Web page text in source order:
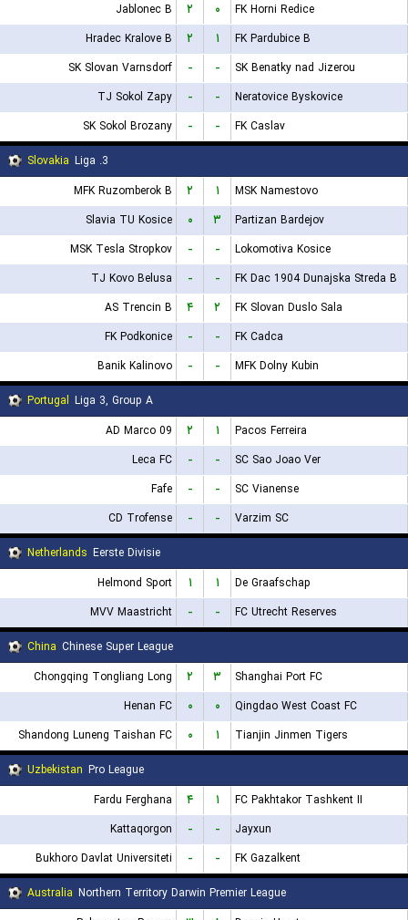
Jablonec B
۲ ۰
FK Horni Redice
Hradec Kralove B
۲ ۱
FK Pardubice B
SK Slovan Varnsdorf
- -
SK Benatky nad Jizerou
TJ Sokol Zapy
- -
Neratovice Byskovice
SK Sokol Brozany
- -
FK Caslav
Slovakia
3. Liga
MFK Ruzomberok B
۲ ۱
MSK Namestovo
Slavia TU Kosice
۰ ۳
Partizan Bardejov
MSK Tesla Stropkov
- -
Lokomotiva Kosice
TJ Kovo Belusa
- -
FK Dac 1904 Dunajska Streda B
AS Trencin B
۴ ۲
FK Slovan Duslo Sala
FK Podkonice
- -
FK Cadca
Banik Kalinovo
- -
MFK Dolny Kubin
Portugal Liga 3, Group A
AD Marco 09
۲ ۱
Pacos Ferreira
Leca FC
- -
SC Sao Joao Ver
Fafe
- -
SC Vianense
CD Trofense
- -
Varzim SC
Netherlands Eerste Divisie
Helmond Sport
۱ ۱
De Graafschap
MVV Maastricht
- -
FC Utrecht Reserves
China Chinese Super League
Chongqing Tongliang Long
۲ ۳
Shanghai Port FC
Henan FC
۰ ۰
Qingdao West Coast FC
Shandong Luneng Taishan FC
۰ ۱
Tianjin Jinmen Tigers
Uzbekistan Pro League
Fardu Ferghana
۴ ۱
FC Pakhtakor Tashkent II
Kattaqorgon
- -
Jayxun
Bukhoro Davlat Universiteti
- -
FK Gazalkent
Australia Northern Territory Darwin Premier League